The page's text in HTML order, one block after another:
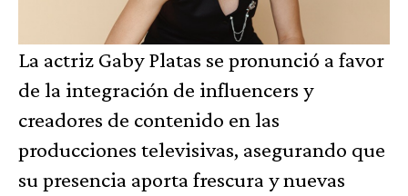
La actriz Gaby Platas se pronunció a favor
de la integración de influencers y
creadores de contenido en las
producciones televisivas, asegurando que
su presencia aporta frescura y nuevas